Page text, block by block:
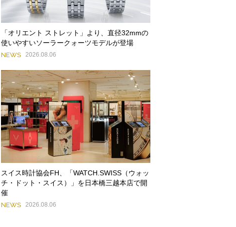
「オリエント ストレット」より、直径32mmの
使いやすいソーラークォーツモデルが登場
NEWS 2026.08.06
スイス時計協会FH、「WATCH.SWISS（ウォッ
チ・ドット・スイス）」を日本橋三越本店で開
催
NEWS 2026.08.06